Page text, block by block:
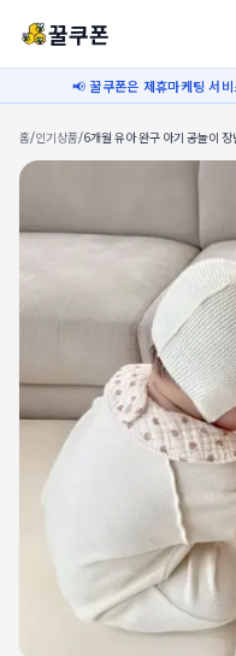
꿀쿠폰
📢 꿀쿠폰은 제휴마케팅 서
홈/인기상품/6개월 유아 완구 아기 공놀이